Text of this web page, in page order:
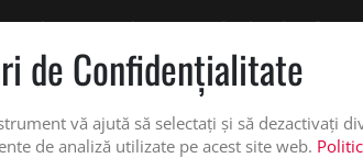
de pret personalizata pe office@updateadv.ro.
SERVICII PERSONALIZARE DESPRE
de Confidenţialitate
vă ajută să selectați și să dezactivați
de analiză utilizate pe acest site web.